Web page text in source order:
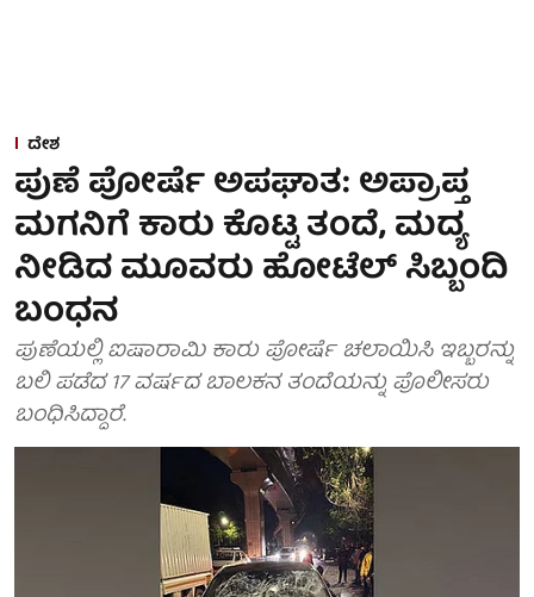
ದೇಶ
ಪುಣೆ ಪೋರ್ಷೆ ಅಪಘಾತ: ಅಪ್ರಾಪ್ತ
ಮಗನಿಗೆ ಕಾರು ಕೊಟ್ಟ ತಂದೆ, ಮದ್ಯ
ನೀಡಿದ ಮೂವರು ಹೋಟೆಲ್ ಸಿಬ್ಬಂದಿ
ಬಂಧನ
ಪುಣೆಯಲ್ಲಿ ಐಷಾರಾಮಿ ಕಾರು ಪೋರ್ಷೆ ಚಲಾಯಿಸಿ ಇಬ್ಬರನ್ನು
ಬಲಿ ಪಡೆದ 17 ವರ್ಷದ ಬಾಲಕನ ತಂದೆಯನ್ನು ಪೊಲೀಸರು
ಬಂಧಿಸಿದ್ದಾರೆ.